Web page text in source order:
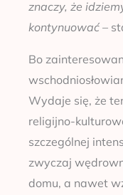
znaczy, że
kontynuować –
Bo
Wydaje się, że
religijno-
szczególnej
zwyczaj
domu, a nawet